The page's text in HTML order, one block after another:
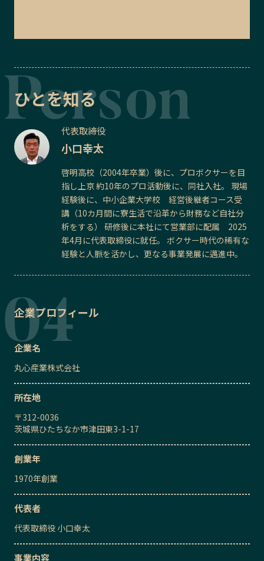
ひとを知る
代表取締役
小口幸太
啓明高校（2004年卒業）後に、プロボクサーを目
指し上京 約10年のプロ活動後に、同社入社。 現場
経験後に、中小企業大学校 経営後継者コース受
講（10カ月間に寮生活で沿革から財務など自社分
析をする） 研修後に本社にて営業部に配属 2025
年4月に代表取締役に就任。 ボクサー時代の稀有な
経験と人脈を活かし、更なる事業発展に邁進中。
企業プロフィール
企業名
丸心産業株式会社
所在地
〒312-0036
茨城県ひたちなか市津田東3-1-17
創業年
1970年創業
代表者
代表取締役 小口幸太
事業内容